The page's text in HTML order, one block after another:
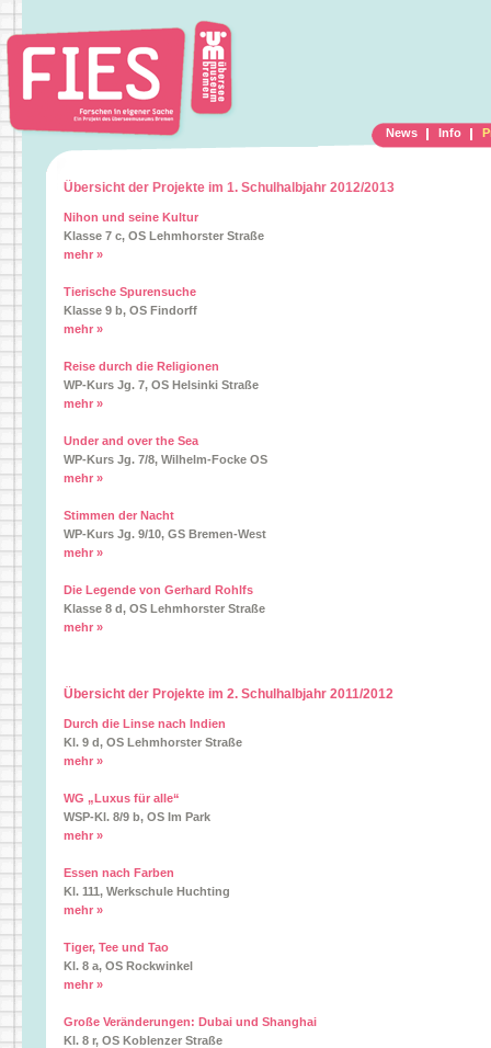
News Info
Übersicht der Projekte im 1. Schulhalbjahr 2012/2013
Nihon und seine Kultur
Klasse 7 c, OS Lehmhorster Straße
mehr »
Tierische Spurensuche
Klasse 9 b, OS Findorff
mehr »
Reise durch die Religionen
WP-Kurs Jg. 7, OS Helsinki Straße
mehr »
Under and over the Sea
WP-Kurs Jg. 7/8, Wilhelm-Focke OS
mehr »
Stimmen der Nacht
WP-Kurs Jg. 9/10, GS Bremen-West
mehr »
Die Legende von Gerhard Rohlfs
Klasse 8 d, OS Lehmhorster Straße
mehr »
Übersicht der Projekte im 2. Schulhalbjahr 2011/2012
Durch die Linse nach Indien
Kl. 9 d, OS Lehmhorster Straße
mehr »
WG „Luxus für alle“
WSP-Kl. 8/9 b, OS Im Park
mehr »
Essen nach Farben
Kl. 111, Werkschule Huchting
mehr »
Tiger, Tee und Tao
Kl. 8 a, OS Rockwinkel
mehr »
Große Veränderungen: Dubai und Shanghai
Kl. 8 r, OS Koblenzer Straße